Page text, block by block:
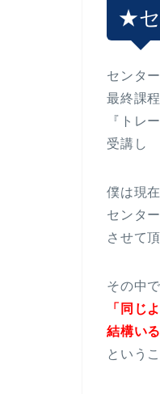
★セ
センタ
最終課
『トレ
受講し
僕は現
センタ
させて
その中
「同じ
結構い
という